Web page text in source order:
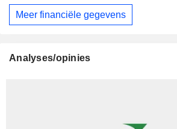
Meer financiële gegevens
Analyses/opinies